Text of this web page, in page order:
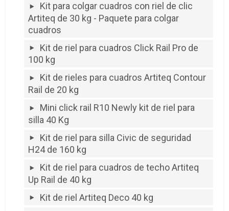
Kit para colgar cuadros con riel de clic
Artiteq de 30 kg - Paquete para colgar
cuadros
Kit de riel para cuadros Click Rail Pro de
100 kg
Kit de rieles para cuadros Artiteq Contour
Rail de 20 kg
Mini click rail R10 Newly kit de riel para
silla 40 Kg
Kit de riel para silla Civic de seguridad
H24 de 160 kg
Kit de riel para cuadros de techo Artiteq
Up Rail de 40 kg
Kit de riel Artiteq Deco 40 kg